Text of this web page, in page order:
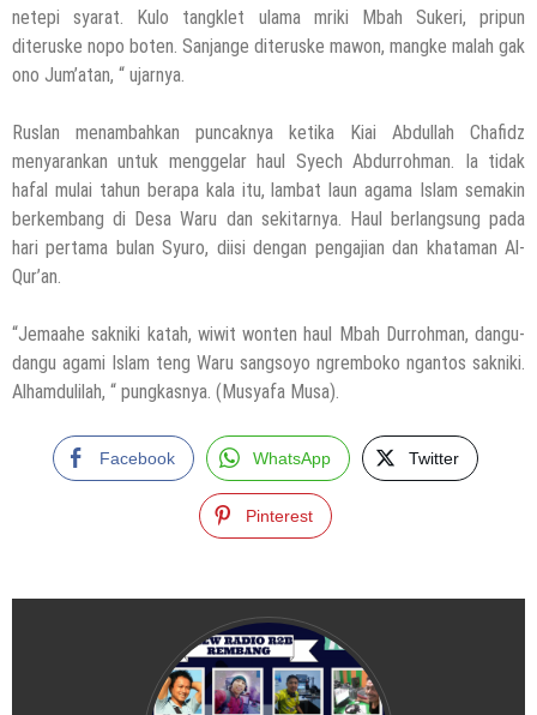
netepi syarat. Kulo tangklet ulama mriki Mbah Sukeri, pripun
diteruske nopo boten. Sanjange diteruske mawon, mangke malah gak
ono Jum’atan, “ ujarnya.
Ruslan menambahkan puncaknya ketika Kiai Abdullah Chafidz
menyarankan untuk menggelar haul Syech Abdurrohman. Ia tidak
hafal mulai tahun berapa kala itu, lambat laun agama Islam semakin
berkembang di Desa Waru dan sekitarnya. Haul berlangsung pada
hari pertama bulan Syuro, diisi dengan pengajian dan khataman Al-
Qur’an.
“Jemaahe sakniki katah, wiwit wonten haul Mbah Durrohman, dangu-
dangu agami Islam teng Waru sangsoyo ngremboko ngantos sakniki.
Alhamdulilah, “ pungkasnya. (Musyafa Musa).
Facebook WhatsApp Twitter
Pinterest